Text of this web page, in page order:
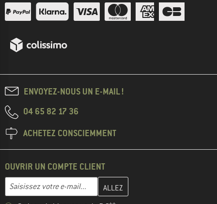
ENVOYEZ-NOUS UN E-MAIL !
04 65 82 17 36
ACHETEZ CONSCIEMMENT
OUVRIR UN COMPTE CLIENT
Adresse e-mail
Entrez votre adresse e-mail ici et créez votre compte client à la